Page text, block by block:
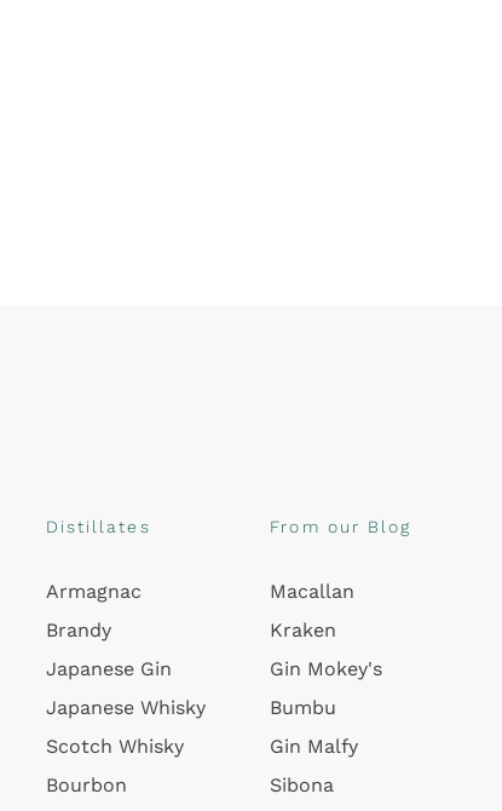
Distillates
Armagnac
Brandy
Japanese Gin
Japanese Whisky
Scotch Whisky
Bourbon
From our Blog
Macallan
Kraken
Gin Mokey's
Bumbu
Gin Malfy
Sibona